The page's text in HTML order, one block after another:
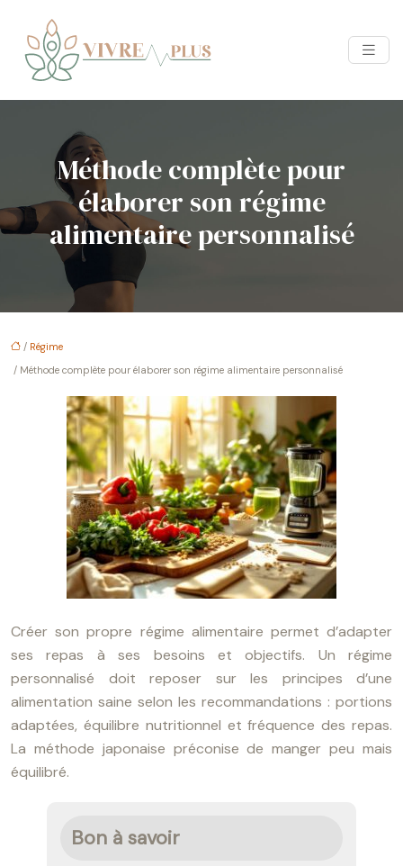
Méthode complète pour
élaborer son régime
alimentaire personnalisé
/ Régime
/ Méthode complète pour élaborer son régime alimentaire personnalisé
Créer son propre régime alimentaire permet d’adapter
ses repas à ses besoins et objectifs. Un régime
personnalisé doit reposer sur les principes d’une
alimentation saine selon les recommandations : portions
adaptées, équilibre nutritionnel et fréquence des repas.
La méthode japonaise préconise de manger peu mais
équilibré.
Bon à savoir